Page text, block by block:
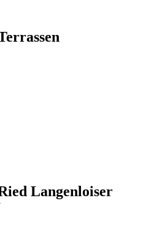
Langenloiser